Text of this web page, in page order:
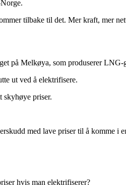
tilbake til det. Mer kraft, mer
på Melkøya, som produserer
ut ved å elektrifisere.
skyhøye priser.
med lave priser til å komme i
hvis man elektrifiserer?